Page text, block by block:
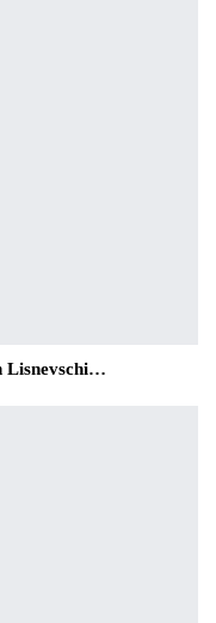
Lisnevschi…